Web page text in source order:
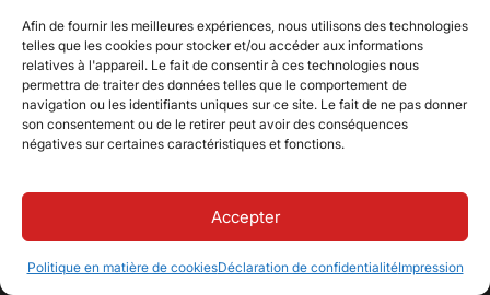
Afin de fournir les meilleures expériences, nous utilisons des technologies
telles que les cookies pour stocker et/ou accéder aux informations
relatives à l'appareil. Le fait de consentir à ces technologies nous
permettra de traiter des données telles que le comportement de
navigation ou les identifiants uniques sur ce site. Le fait de ne pas donner
son consentement ou de le retirer peut avoir des conséquences
négatives sur certaines caractéristiques et fonctions.
Accepter
Politique en matière de cookiesDéclaration de confidentialitéImpression
@2025 Vertitech. Tous droits réservés.
Politique de confidentialité